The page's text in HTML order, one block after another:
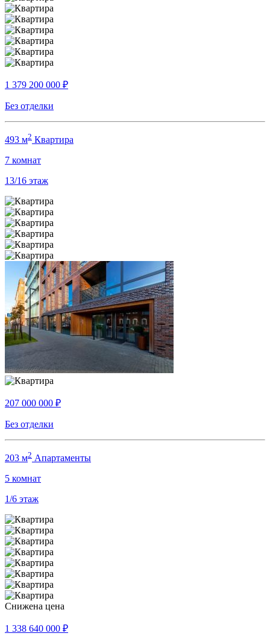
1 379 200 000 ₽
Без отделки
493 м2 Квартира
7 комнат
13/16 этаж
207 000 000 ₽
Без отделки
203 м2 Апартаменты
5 комнат
1/6 этаж
Снижена цена
1 338 640 000 ₽